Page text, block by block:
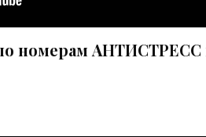
номерам АНТИСТРЕСС